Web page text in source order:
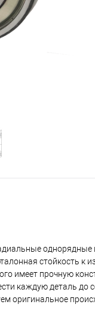
стойкость
имеет прочную
каждую деталь
оригинальное